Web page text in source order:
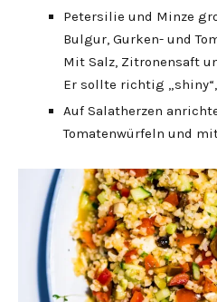
Petersilie und Minze
Bulgur, Gurken- und
Mit Salz, Zitronensaft
Er sollte richtig
Auf Salatherzen
Tomatenwürfeln und